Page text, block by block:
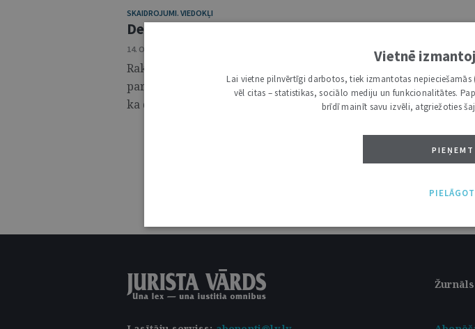
SKAIDROJUMI. VIEDOKĻI
Deleģētās likumdošanas institūta atjaunošana krīžu
14. OKTOBRIS 2025 • NR. 41 (1411)
Raksta autores mērķis ir veicināt politiskas un juridiskas
par potenciālu deleģētās likumdošanas tiesību institūta
ka deleģētās likumdošanas tiesību ...
Vietnē
Lai vietne pilnvērtīgi darbotos, tiek izmantotas
vēl citas – statistikas, sociālo mediju un funkcionalitātes.
brīdī mainīt savu izvēli, atgriežoties